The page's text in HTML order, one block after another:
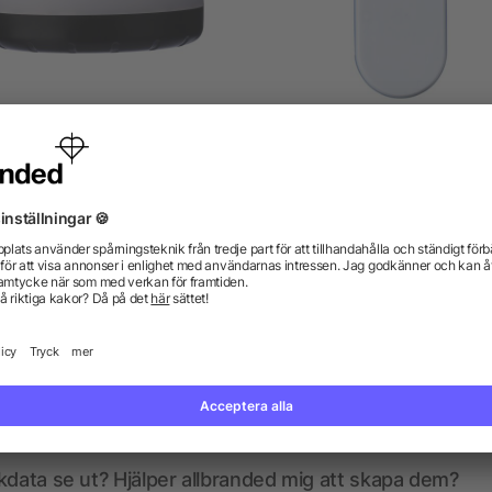
ABS light Hadrian
från 59,23 kr
Vi har svaren.
se ut? Hjälper allbranded mig att skapa dem?